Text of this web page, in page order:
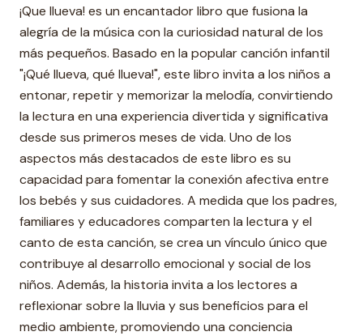
¡Que llueva! es un encantador libro que fusiona la
alegría de la música con la curiosidad natural de los
más pequeños. Basado en la popular canción infantil
"¡Qué llueva, qué llueva!", este libro invita a los niños a
entonar, repetir y memorizar la melodía, convirtiendo
la lectura en una experiencia divertida y significativa
desde sus primeros meses de vida. Uno de los
aspectos más destacados de este libro es su
capacidad para fomentar la conexión afectiva entre
los bebés y sus cuidadores. A medida que los padres,
familiares y educadores comparten la lectura y el
canto de esta canción, se crea un vínculo único que
contribuye al desarrollo emocional y social de los
niños. Además, la historia invita a los lectores a
reflexionar sobre la lluvia y sus beneficios para el
medio ambiente, promoviendo una conciencia